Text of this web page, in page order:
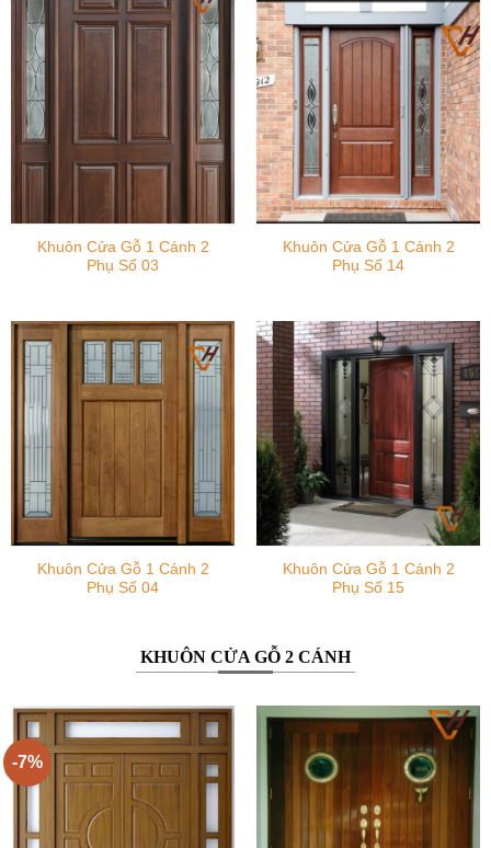
Khuôn Cửa Gỗ 1 Cánh 2
Phụ Số 03
Khuôn Cửa Gỗ 1 Cánh 2
Phụ Số 14
Khuôn Cửa Gỗ 1 Cánh 2
Phụ Số 04
Khuôn Cửa Gỗ 1 Cánh 2
Phụ Số 15
KHUÔN CỬA GỖ 2 CÁNH
-7%